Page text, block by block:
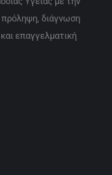
πρόληψη, διάγνωση
επαγγελματική